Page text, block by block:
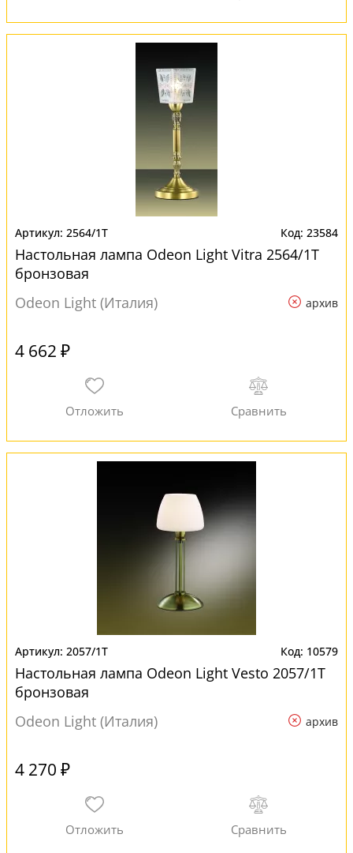
2564/1T 23584
Настольная лампа Odeon Light Vitra 2564/1T
бронзовая
Odeon Light (Италия)
архив
4 662 ₽
2057/1T 10579
Настольная лампа Odeon Light Vesto 2057/1T
бронзовая
Odeon Light (Италия)
архив
4 270 ₽